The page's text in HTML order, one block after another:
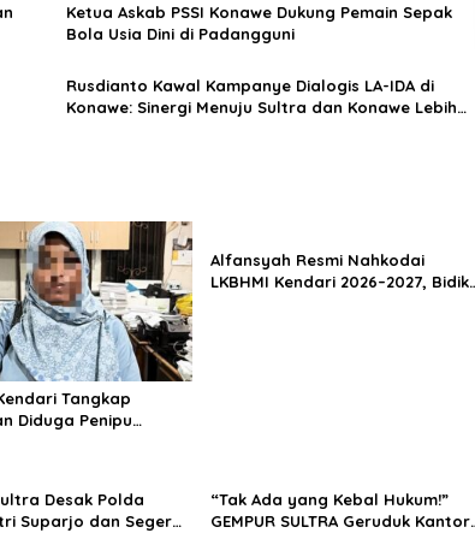
Ketua Askab PSSI Konawe Dukung Pemain Sepak
Bola Usia Dini di Padangguni
Rusdianto Kawal Kampanye Dialogis LA-IDA di
Konawe: Sinergi Menuju Sultra dan Konawe Lebih
Tangkap
Diduga Penipu
Alfansyah Resmi Nahkodai
LKBHMI Kendari 2026–2027, Bidik
Desak Polda
Suparjo dan Segera
“Tak Ada yang Kebal Hukum!”
GEMPUR SULTRA Geruduk Kantor